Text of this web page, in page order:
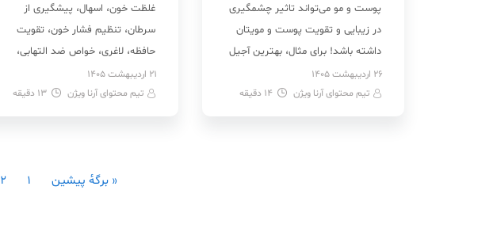
پوست و مو می‌تواند تاثیر چشمگیری
در زیبایی و تقویت پوست و مویتان
داشته باشد! برای مثال، بهترین آجیل
برای پوست و مو گردو، بادام درختی،
بادام هندی، پسته، فندق و ماکادمیا
26 اردیبهشت 1405
تیم محتوای آرنا ویژن
14 دقیقه
غلظت خون، اسهال، پیشگیری از
سرطان، تنظیم فشار خون، تقویت
حافظه، لاغری، خواص ضد التهابی،
سلامت قلب و عروق، تقویت سیستم
ایمنی، رفع یبوست، کاهش تب، چربی
21 اردیبهشت 1405
تیم محتوای آرنا ویژن
13 دقیقه
« برگه‌ٔ پیشین 1
2